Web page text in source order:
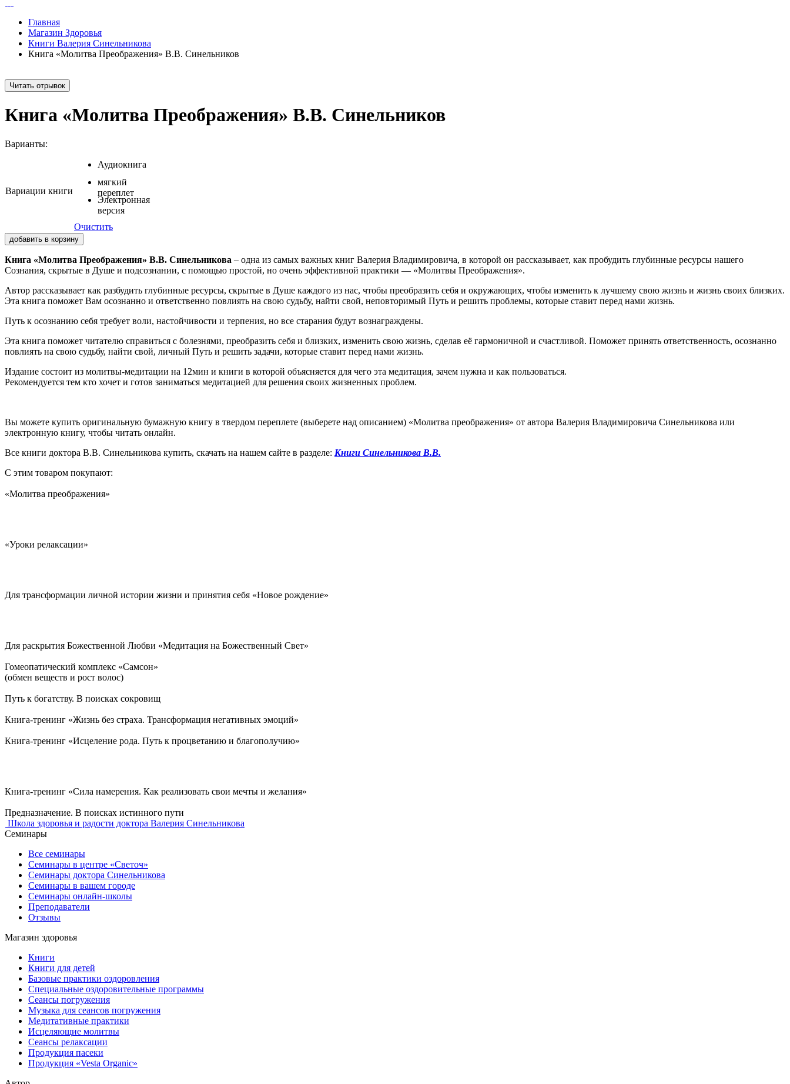
Главная
Магазин Здоровья
Книги Валерия Синельникова
Книга «Молитва Преображения» В.В. Синельников
Читать отрывок
Книга «Молитва Преображения» В.В. Синельников
Варианты:
Вариации книги
Аудиокнига
мягкий
переплет
Электронная
версия
Очистить
добавить в корзину
Книга «Молитва Преображения» В.В. Синельникова – одна из самых важных книг Валерия Владимировича, в которой он рассказывает, как пробудить глубинные ресурсы нашего
Сознания, скрытые в Душе и подсознании, с помощью простой, но очень эффективной практики — «Молитвы Преображения».
Автор рассказывает как разбудить глубинные ресурсы, скрытые в Душе каждого из нас, чтобы преобразить себя и окружающих, чтобы изменить к лучшему свою жизнь и жизнь своих близких.
Эта книга поможет Вам осознанно и ответственно повлиять на свою судьбу, найти свой, неповторимый Путь и решить проблемы, которые ставит перед нами жизнь.
Путь к осознанию себя требует воли, настойчивости и терпения, но все старания будут вознаграждены.
Эта книга поможет читателю справиться с болезнями, преобразить себя и близких, изменить свою жизнь, сделав её гармоничной и счастливой. Поможет принять ответственность, осознанно
повлиять на свою судьбу, найти свой, личный Путь и решить задачи, которые ставит перед нами жизнь.
Издание состоит из молитвы-медитации на 12мин и книги в которой объясняется для чего эта медитация, зачем нужна и как пользоваться.
Рекомендуется тем кто хочет и готов заниматься медитацией для решения своих жизненных проблем.
Вы можете купить оригинальную бумажную книгу в твердом переплете (выберете над описанием) «Молитва преображения» от автора Валерия Владимировича Синельникова или
электронную книгу, чтобы читать онлайн.
Все книги доктора В.В. Синельникова купить, скачать на нашем сайте в разделе: Книги Синельникова В.В.
С этим товаром покупают:
«Молитва преображения»
«Уроки релаксации»
Для трансформации личной истории жизни и принятия себя «Новое рождение»
Для раскрытия Божественной Любви «Медитация на Божественный Свет»
Гомеопатический комплекс «Самсон»
(обмен веществ и рост волос)
Путь к богатству. В поисках сокровищ
Книга-тренинг «Жизнь без страха. Трансформация негативных эмоций»
Книга-тренинг «Исцеление рода. Путь к процветанию и благополучию»
Книга-тренинг «Сила намерения. Как реализовать свои мечты и желания»
Предназначение. В поисках истинного пути
Школа здоровья и радости доктора Валерия Синельникова
Семинары
Все семинары
Семинары в центре «Светоч»
Семинары доктора Синельникова
Семинары в вашем городе
Семинары онлайн-школы
Преподаватели
Отзывы
Магазин здоровья
Книги
Книги для детей
Базовые практики оздоровления
Специальные оздоровительные программы
Сеансы погружения
Музыка для сеансов погружения
Медитативные практики
Исцеляющие молитвы
Сеансы релаксации
Продукция пасеки
Продукция «Vesta Organic»